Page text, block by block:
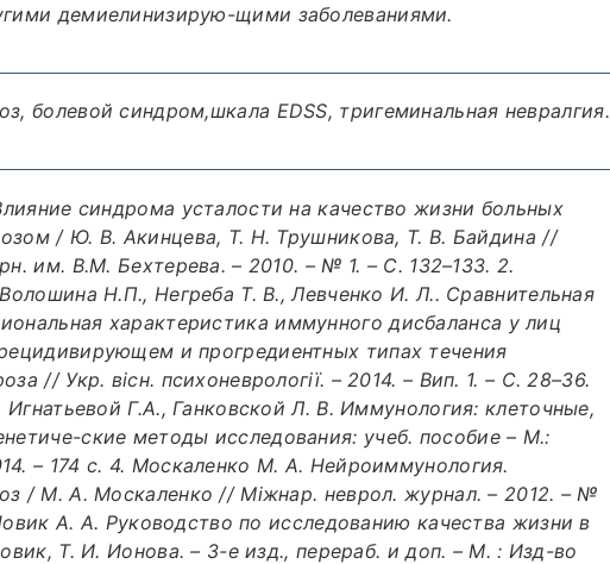
демиелинизирую-щими заболеваниями.
болевой синдром,шкала EDSS, тригеминальная невралгия.
синдрома усталости на качество жизни больных
/ Ю. В. Акинцева, Т. Н. Трушникова, Т. В. Байдина //
им. В.М. Бехтерева. – 2010. – № 1. – C. 132–133. 2.
Н.П., Негреба Т. В., Левченко И. Л.. Сравнительная
характеристика иммунного дисбаланса у лиц
и прогредиентных типах течения
// Укр. вісн. психоневрології. – 2014. – Вип. 1. – С. 28–36.
Игнатьевой Г.А., Ганковской Л. В. Иммунология: клеточные,
ские методы исследования: учеб. пособие – М.:
– 174 с. 4. Москаленко М. А. Нейроиммунология.
/ М. А. Москаленко // Міжнар. неврол. журнал. – 2012. – №
А. А. Руководство по исследованию качества жизни в
Т. И. Ионова. – 3-е изд., перераб. и доп. – М. : Изд-во